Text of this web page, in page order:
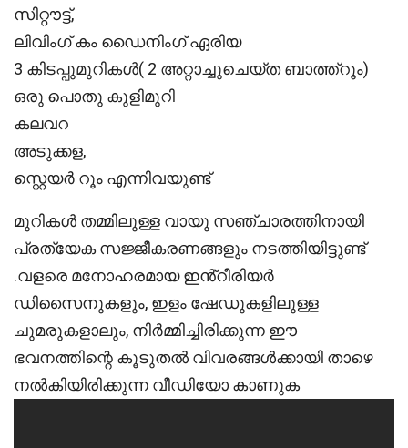
സിറ്റൗട്ട്,
ലിവിംഗ് കം ഡൈനിംഗ് ഏരിയ
3 കിടപ്പുമുറികൾ( 2 അറ്റാച്ചുചെയ്ത ബാത്ത്റൂം)
ഒരു പൊതു കുളിമുറി
കലവറ
അടുക്കള,
സ്റ്റെയർ റൂം എന്നിവയുണ്ട്
മുറികൾ തമ്മിലുള്ള വായു സഞ്ചാരത്തിനായി
പ്രത്യേക സജ്ജീകരണങ്ങളും നടത്തിയിട്ടുണ്ട്
.വളരെ മനോഹരമായ ഇൻ്റീരിയർ
ഡിസൈനുകളും, ഇളം ഷേഡുകളിലുള്ള
ചുമരുകളാലും, നിർമ്മിച്ചിരിക്കുന്ന ഈ
ഭവനത്തിന്റെ കൂടുതൽ വിവരങ്ങൾക്കായി താഴെ
നൽകിയിരിക്കുന്ന വീഡിയോ കാണുക